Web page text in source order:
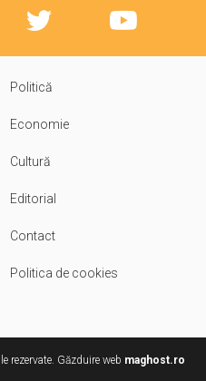
Politică
Economie
Cultură
Editorial
Contact
Politica de cookies
rezervate. Găzduire web maghost.ro